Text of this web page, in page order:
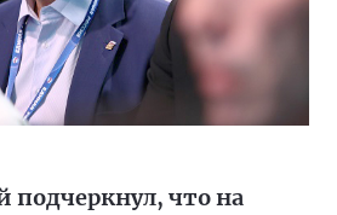
подчеркнул, что на